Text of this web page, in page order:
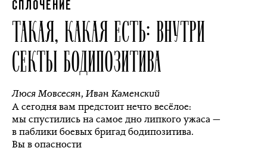
СПЛОЧЕНИЕ
ТАКАЯ, КАКАЯ ЕСТЬ: ВНУТРИ
СЕКТЫ БОДИПОЗИТИВА
Люся Мовсесян,Иван Каменский
А сегодня вам предстоит нечто весёлое:
мы спустились на самое дно липкого ужаса —
в паблики боевых бригад бодипозитива.
Вы в опасности